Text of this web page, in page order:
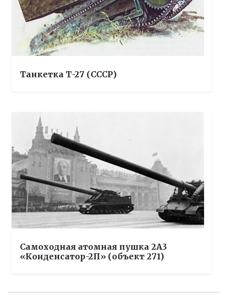
Танкетка Т-27 (СССР)
Самоходная атомная пушка 2А3
«Конденсатор-2П» (объект 271)